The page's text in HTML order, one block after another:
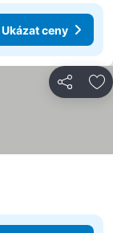
Ukázat ceny
Sdílet